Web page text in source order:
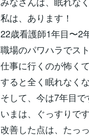
私は、あります！
22歳看護師1年目〜2
職場のパワハラでス
仕事に行くのが怖く
すると全く眠れなく
そして、今は7年目で
いまは、ぐっすりで
改善した点は、たっ